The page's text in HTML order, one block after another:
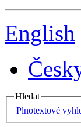
English
Hledat
Plnotextové